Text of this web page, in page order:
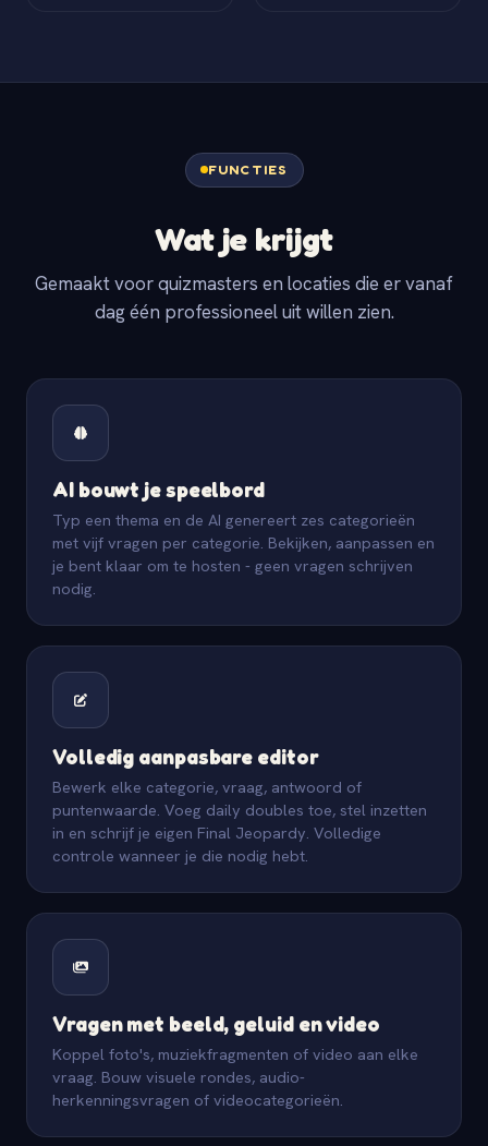
FUNCTIES
Wat je krijgt
Gemaakt voor quizmasters en locaties die er vanaf
dag één professioneel uit willen zien.
AI bouwt je speelbord
Typ een thema en de AI genereert zes categorieën
met vijf vragen per categorie. Bekijken, aanpassen en
je bent klaar om te hosten - geen vragen schrijven
nodig.
Volledig aanpasbare editor
Bewerk elke categorie, vraag, antwoord of
puntenwaarde. Voeg daily doubles toe, stel inzetten
in en schrijf je eigen Final Jeopardy. Volledige
controle wanneer je die nodig hebt.
Vragen met beeld, geluid en video
Koppel foto's, muziekfragmenten of video aan elke
vraag. Bouw visuele rondes, audio-
herkenningsvragen of videocategorieën.